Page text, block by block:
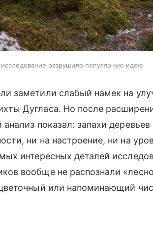
исследование разрушило популярную идею
заметили слабый намек на
Дугласа. Но после
анализ показал: запахи
ни на настроение, ни на
интересных деталей
вообще не распознали
или напоминающий